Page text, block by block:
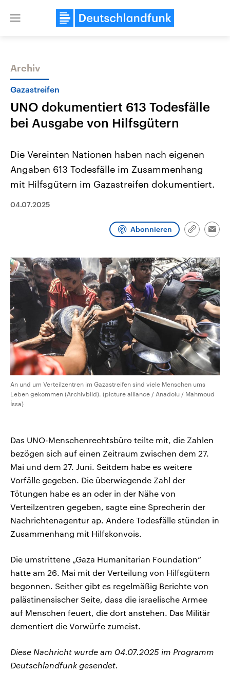
Close
Themen
Landtagswahl Sachsen-Anhalt
2026
Sachsen-Anhalt wählt am 6.
Bundesland von einer Koalition aus
und Hintergründe zu den Parteien
und Kandidaten der anstehenden
Wahl.
USA
Aktuelle Beiträge,
den mächtigsten Ländern
mit großem Einfluss auf
aktuelle Weltgeschehen.
Sendungen Programm Podcasts
Audio-Archiv
Archiv
Gazastreifen
UNO dokumentiert 613 Todesfälle
bei Ausgabe von Hilfsgütern
Die Vereinten Nationen haben nach eigenen
Angaben 613 Todesfälle im Zusammenhang
mit Hilfsgütern im Gazastreifen dokumentiert.
04.07.2025
Abonnieren
Link
An und um Verteilzentren im Gazastreifen sind viele Menschen ums
Leben gekommen (Archivbild). (picture alliance / Anadolu / Mahmoud
İssa)
Das UNO-Menschenrechtsbüro teilte mit, die Zahlen
bezögen sich auf einen Zeitraum zwischen dem 27.
Mai und dem 27. Juni. Seitdem habe es weitere
Vorfälle gegeben. Die überwiegende Zahl der
Tötungen habe es an oder in der Nähe von
Verteilzentren gegeben, sagte eine Sprecherin der
Nachrichtenagentur ap. Andere Todesfälle stünden in
Zusammenhang mit Hilfskonvois.
Die umstrittene „Gaza Humanitarian Foundation“
hatte am 26. Mai mit der Verteilung von Hilfsgütern
begonnen. Seither gibt es regelmäßig Berichte von
palästinensischer Seite, dass die israelische Armee
auf Menschen feuert, die dort anstehen. Das Militär
dementiert die Vorwürfe zumeist.
Diese Nachricht wurde am 04.07.2025 im Programm
Deutschlandfunk gesendet.